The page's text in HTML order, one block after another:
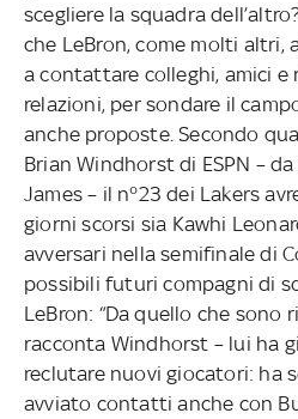
scegliere la squadra
che LeBron, come molti altri,
a contattare colleghi, amici e
relazioni, per sondare il
anche proposte. Secondo
Brian Windhorst di ESPN –
James – il n°23 dei Lakers
giorni scorsi sia Kawhi
avversari nella semifinale di
possibili futuri compagni di
LeBron: “Da quello che sono
racconta Windhorst – lui ha
reclutare nuovi giocatori: ha
avviato contatti anche con